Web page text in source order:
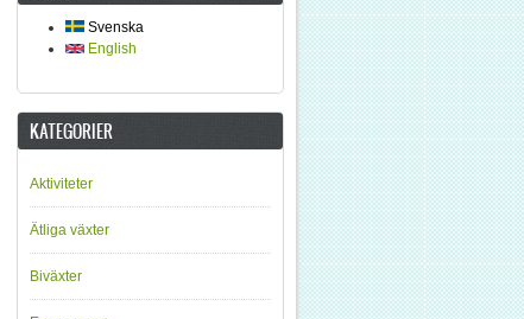
Svenska
English
KATEGORIER
Aktiviteter
Ätliga växter
Biväxter